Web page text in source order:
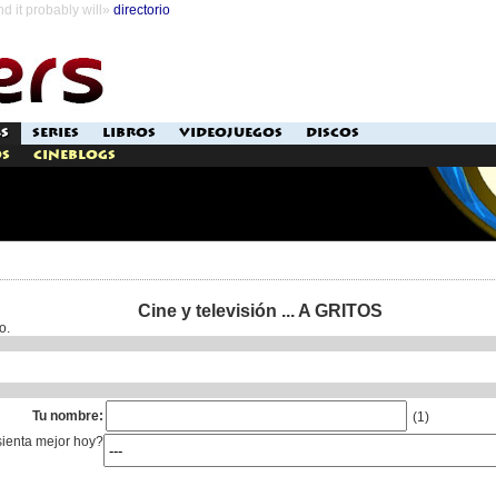
it probably will» directorio
SERIES LIBROS VIDEOJUEGOS
DISCOS
Cineblogs
Cine y televisión ... A GRITOS
Tu nombre:
(1)
mejor hoy?